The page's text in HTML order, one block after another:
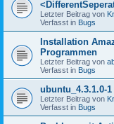
Letzter Beitrag von
Verfasst in Bugs
Installation
Programmen
Letzter Beitrag von
Verfasst in Bugs
ubuntu_4.3.1.0-
Letzter Beitrag von
Verfasst in Bugs